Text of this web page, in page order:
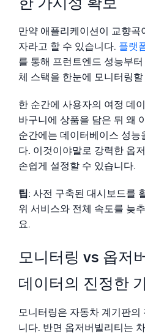
만약 애플리케이션이 교향곡
자라고 할 수 있습니다. 플랫
를 통해 프런트엔드 성능부
체 스택을 한눈에 모니터링
한 순간에 사용자의 여정 데
바구니에 상품을 담은 뒤 왜
순간에는 데이터베이스 성능
다. 이것이야말로 강력한 옵
손쉽게 설정할 수 있습니다.
팁: 사전 구축된 대시보드를
위 서비스와 전체 속도를 늦
요.
모니터링 vs 옵저
데이터의 진정한
모니터링은 자동차 계기판의
니다. 반면 옵저버빌리티는